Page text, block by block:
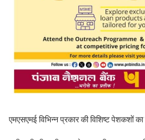
एमएसएमई विभिन्न प्रकार की विशिष्ट पेशकशों